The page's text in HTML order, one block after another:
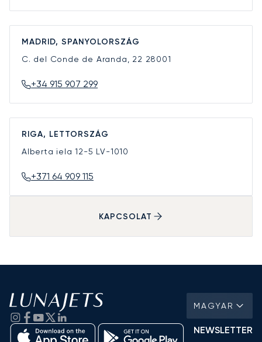
MADRID, SPANYOLORSZÁG
C. del Conde de Aranda, 22 28001
+34 915 907 299
RIGA, LETTORSZÁG
Alberta iela 12-5 LV-1010
+371 64 909 115
KAPCSOLAT
MAGYAR
NEWSLETTER